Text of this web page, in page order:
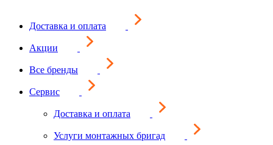
Доставка и оплата
Акции
Все бренды
Сервис
Доставка и оплата
Услуги монтажных бригад